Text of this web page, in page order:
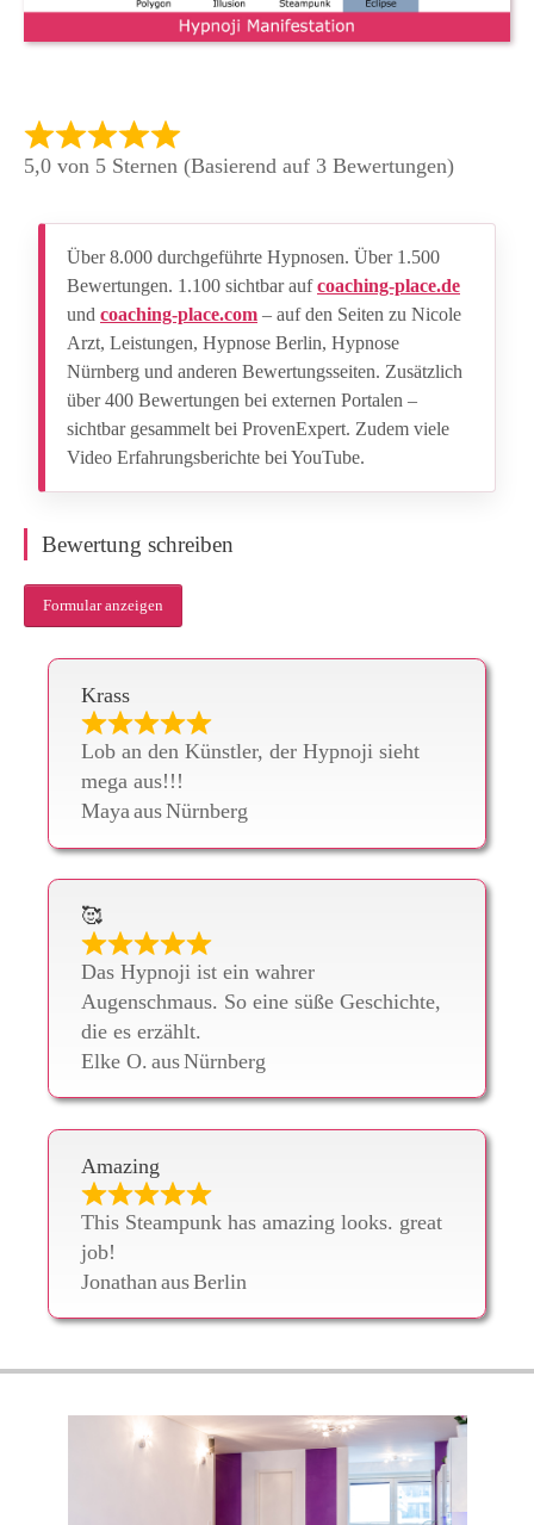
5,0 von 5 Sternen (Basierend auf 3 Bewertungen)
Über 8.000 durchgeführte Hypnosen. Über 1.500
Bewertungen. 1.100 sichtbar aufcoaching-place.de
und coaching-place.com – auf den Seiten zu Nicole
Arzt, Leistungen, Hypnose Berlin, Hypnose
Nürnberg und anderen Bewertungsseiten. Zusätzlich
über 400 Bewertungen bei externen Portalen –
sichtbar gesammelt bei ProvenExpert. Zudem viele
Video Erfahrungsberichte bei YouTube.
Bewertung schreiben
Formular anzeigen
Krass
Lob an den Künstler, der Hypnoji sieht
mega aus!!!
MayaausNürnberg
🥰
Das Hypnoji ist ein wahrer
Augenschmaus. So eine süße Geschichte,
die es erzählt.
Elke O. ausNürnberg
Amazing
This Steampunk has amazing looks. great
job!
Jonathan ausBerlin